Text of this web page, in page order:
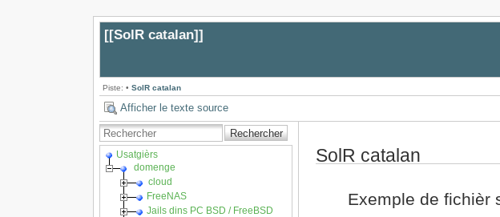
[[SolR catalan]]
Piste: • SolR catalan
Afficher le texte source
Rechercher
Usatgièrs
domenge
cloud
FreeNAS
Jails dins PC BSD / FreeBSD
SolR catalan
Exemple de fichièr